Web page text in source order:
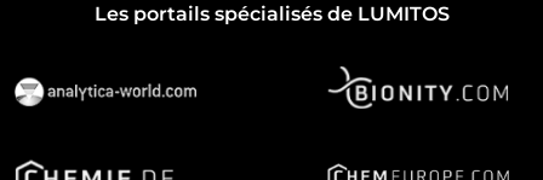
Les portails spécialisés de LUMITOS